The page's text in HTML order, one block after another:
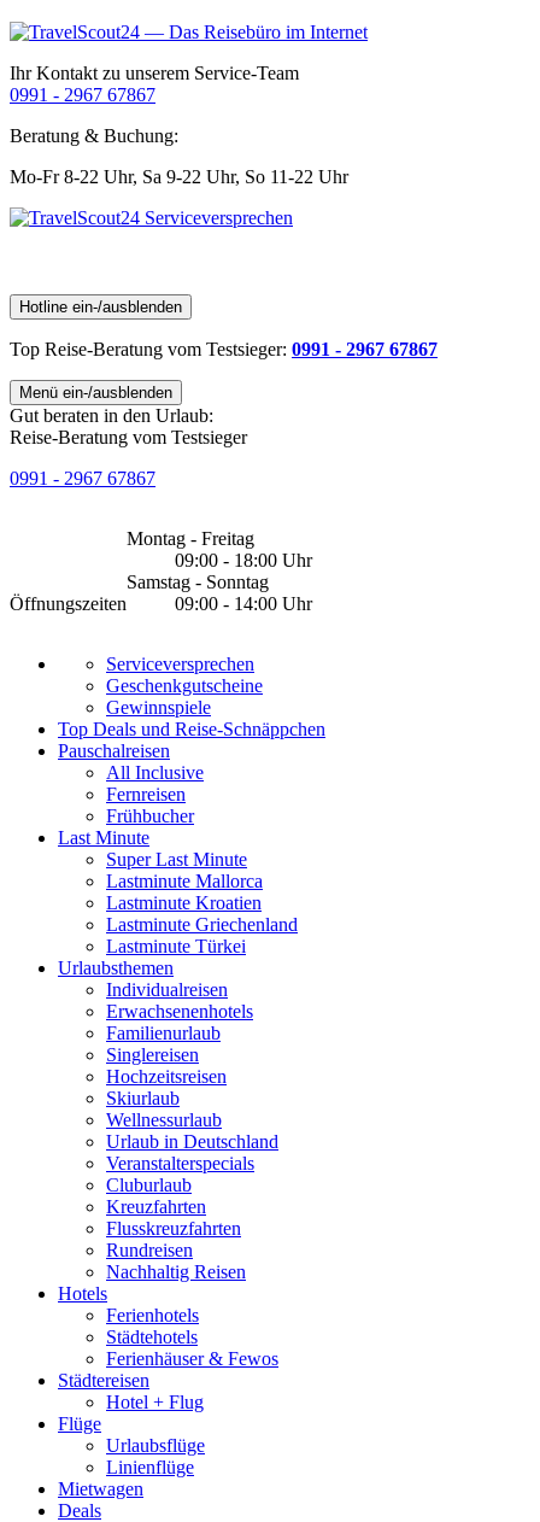
Ihr Kontakt zu unserem Service-Team
0991 - 2967 67867
Beratung & Buchung:
Mo-Fr 8-22 Uhr, Sa 9-22 Uhr, So 11-22 Uhr
Hotline ein-/ausblenden
Top Reise-Beratung vom Testsieger: 0991 - 2967 67867
Menü ein-/ausblenden
Gut beraten in den Urlaub:
Reise-Beratung vom Testsieger
0991 - 2967 67867
Öffnungszeiten
Montag - Freitag
09:00 - 18:00 Uhr
Samstag - Sonntag
09:00 - 14:00 Uhr
Serviceversprechen
Geschenkgutscheine
Gewinnspiele
Top Deals und Reise-Schnäppchen
Pauschalreisen
All Inclusive
Fernreisen
Frühbucher
Last Minute
Super Last Minute
Lastminute Mallorca
Lastminute Kroatien
Lastminute Griechenland
Lastminute Türkei
Urlaubsthemen
Individualreisen
Erwachsenenhotels
Familienurlaub
Singlereisen
Hochzeitsreisen
Skiurlaub
Wellnessurlaub
Urlaub in Deutschland
Veranstalterspecials
Cluburlaub
Kreuzfahrten
Flusskreuzfahrten
Rundreisen
Nachhaltig Reisen
Hotels
Ferienhotels
Städtehotels
Ferienhäuser & Fewos
Städtereisen
Hotel + Flug
Flüge
Urlaubsflüge
Linienflüge
Mietwagen
Deals